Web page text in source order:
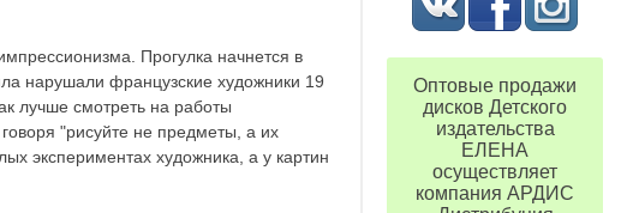
Оптовые продажи
дисков Детского
издательства
ЕЛЕНА
осуществляет
компания АРДИС
Прогулка начнется в
нарушали французские художники 19
лучше смотреть на работы
"рисуйте не предметы, а их
экспериментах художника, а у картин